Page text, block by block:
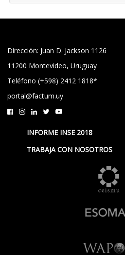
Dirección: Juan D. Jackson 1126
11200 Montevideo, Uruguay
Teléfono (+598) 2412 1818*
portal@factum.uy
INFORME INSE 2018
TRABAJA CON NOSOTROS